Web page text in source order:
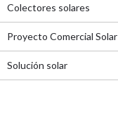
Colectores solares
Proyecto Comercial Solar
Solución solar